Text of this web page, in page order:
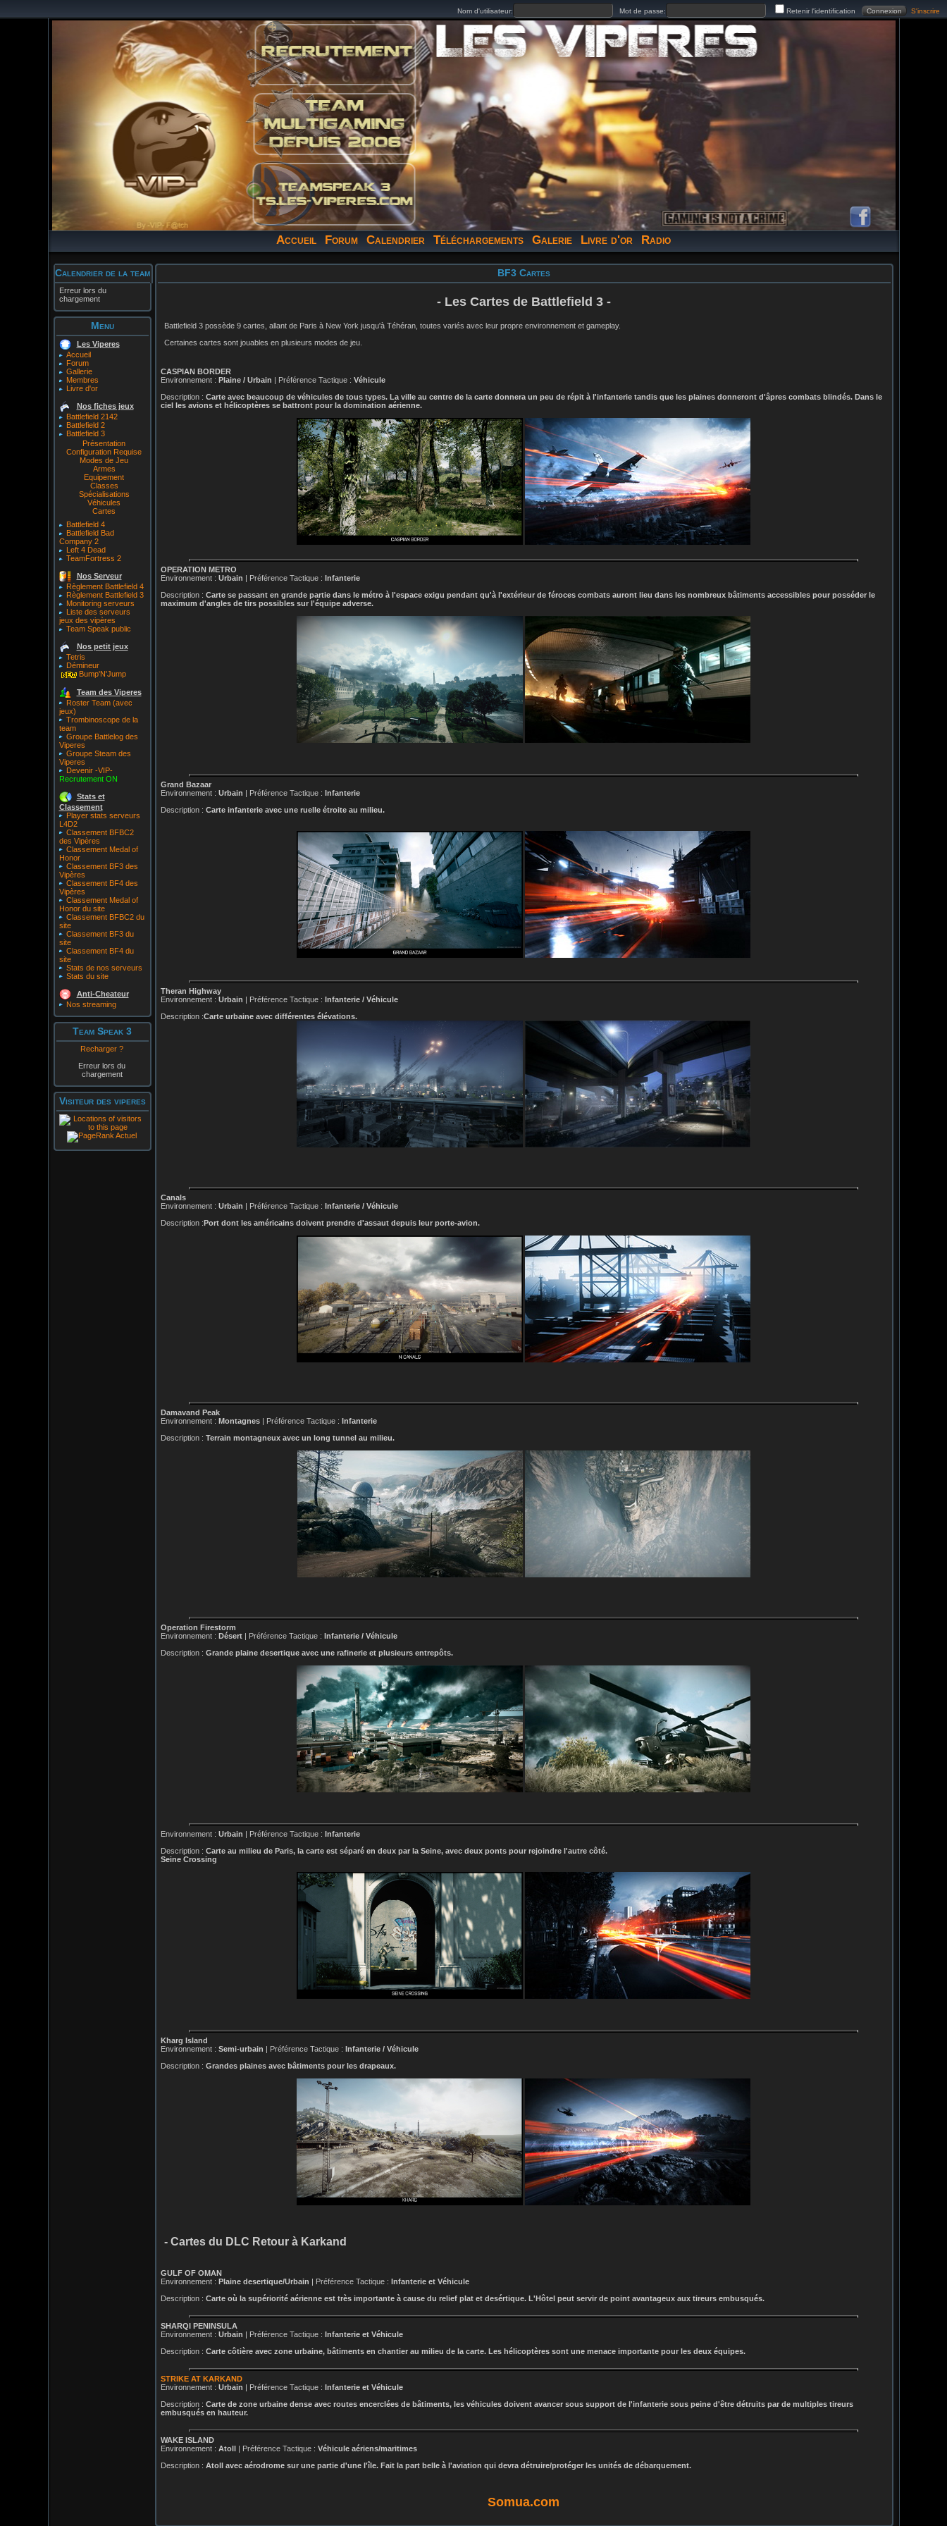
Nom d'utilisateur: Mot de passe: Retenir l'identification S'inscrire
S'inscrire
Accueil Forum Calendrier Téléchargements Galerie Livre d'or Radio
Calendrier de la team
Erreur lors du
chargement
Menu
Les Viperes
Accueil
Forum
Gallerie
Membres
Livre d'or
Nos fiches jeux
Battlefield 2142
Battlefield 2
Battlefield 3
Présentation
Configuration Requise
Modes de Jeu
Armes
Equipement
Classes
Spécialisations
Véhicules
Cartes
Battlefield 4
Battlefield Bad
Company 2
Left 4 Dead
TeamFortress 2
Nos Serveur
Règlement Battlefield 4
Règlement Battlefield 3
Monitoring serveurs
Liste des serveurs
jeux des vipères
Team Speak public
Nos petit jeux
Tetris
Démineur
Bump'N'Jump
Team des Viperes
Roster Team (avec
jeux)
Trombinoscope de la
team
Groupe Battlelog des
Viperes
Groupe Steam des
Viperes
Devenir -VIP-
Recrutement ON
Stats et
Classement
Player stats serveurs
L4D2
Classement BFBC2
des Vipères
Classement Medal of
Honor
Classement BF3 des
Vipères
Classement BF4 des
Vipères
Classement Medal of
Honor du site
Classement BFBC2 du
site
Classement BF3 du
site
Classement BF4 du
site
Stats de nos serveurs
Stats du site
Anti-Cheateur
Nos streaming
Team Speak 3
Recharger ?
Erreur lors du
chargement
Visiteur des viperes
BF3 Cartes
- Les Cartes de Battlefield 3 -
Battlefield 3 possède 9 cartes, allant de Paris à New York jusqu'à Téhéran, toutes variés avec leur propre environnement et gameplay.
Certaines cartes sont jouables en plusieurs modes de jeu.
CASPIAN BORDER
Environnement : Plaine / Urbain | Préférence Tactique : Véhicule
Description : Carte avec beaucoup de véhicules de tous types. La ville au centre de la carte donnera un peu de répit à l'infanterie tandis que les plaines donneront d'âpres combats blindés. Dans le
ciel les avions et hélicoptères se battront pour la domination aérienne.
OPERATION METRO
Environnement : Urbain | Préférence Tactique : Infanterie
Description : Carte se passant en grande partie dans le métro à l'espace exigu pendant qu'à l'extérieur de féroces combats auront lieu dans les nombreux bâtiments accessibles pour posséder le
maximum d'angles de tirs possibles sur l'équipe adverse.
Grand Bazaar
Environnement : Urbain | Préférence Tactique : Infanterie
Description : Carte infanterie avec une ruelle étroite au milieu.
Theran Highway
Environnement : Urbain | Préférence Tactique : Infanterie / Véhicule
Description :Carte urbaine avec différentes élévations.
Canals
Environnement : Urbain | Préférence Tactique : Infanterie / Véhicule
Description :Port dont les américains doivent prendre d'assaut depuis leur porte-avion.
Damavand Peak
Environnement : Montagnes| Préférence Tactique : Infanterie
Description : Terrain montagneux avec un long tunnel au milieu.
Operation Firestorm
Environnement : Désert| Préférence Tactique : Infanterie / Véhicule
Description : Grande plaine desertique avec une rafinerie et plusieurs entrepôts.
Environnement : Urbain | Préférence Tactique : Infanterie
Description : Carte au milieu de Paris, la carte est séparé en deux par la Seine, avec deux ponts pour rejoindre l'autre côté.
Seine Crossing
Kharg Island
Environnement : Semi-urbain | Préférence Tactique : Infanterie / Véhicule
Description : Grandes plaines avec bâtiments pour les drapeaux.
- Cartes du DLC Retour à Karkand
GULF OF OMAN
Environnement : Plaine desertique/Urbain | Préférence Tactique : Infanterie et Véhicule
Description : Carte où la supériorité aérienne est très importante à cause du relief plat et desértique. L'Hôtel peut servir de point avantageux aux tireurs embusqués.
SHARQI PENINSULA
Environnement : Urbain | Préférence Tactique : Infanterie et Véhicule
Description : Carte côtière avec zone urbaine, bâtiments en chantier au milieu de la carte. Les hélicoptères sont une menace importante pour les deux équipes.
STRIKE AT KARKAND
Environnement : Urbain | Préférence Tactique : Infanterie et Véhicule
Description : Carte de zone urbaine dense avec routes encerclées de bâtiments, les véhicules doivent avancer sous support de l'infanterie sous peine d'être détruits par de multiples tireurs
embusqués en hauteur.
WAKE ISLAND
Environnement : Atoll| Préférence Tactique : Véhicule aériens/maritimes
Description : Atoll avec aérodrome sur une partie d'une l'île. Fait la part belle à l'aviation qui devra détruire/protéger les unités de débarquement.
Somua.com